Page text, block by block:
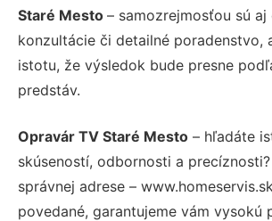
Staré Mesto – samozrejmosťou sú
konzultácie či detailné poradenstvo,
istotu, že výsledok bude presne
predstáv.
Opravár TV Staré Mesto – hľadáte
skúseností, odbornosti a
správnej adrese –
povedané, garantujeme vám vysokú